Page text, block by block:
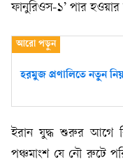
ফানুরিওস-১’ পার হওয়ার
হরমুজ প্রণালিতে নতুন
ইরান যুদ্ধ শুরুর আগে
পঞ্চমাংশ যে নৌ রুটে